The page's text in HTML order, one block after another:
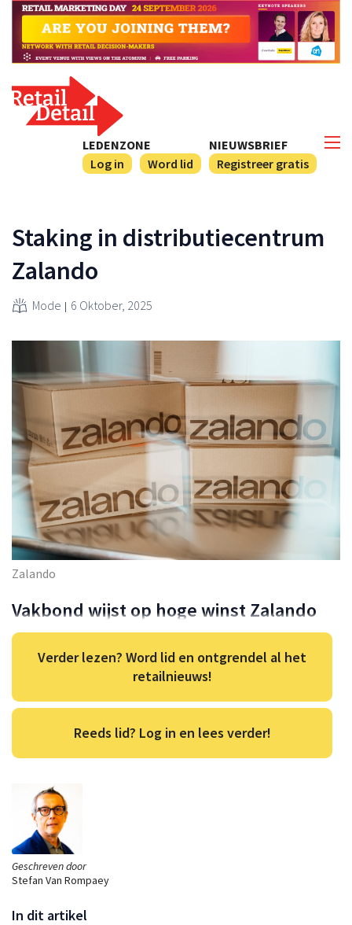
NIEUWSBRIEF
Registreer gratis
LEDENZONE
Log in
Word lid
Geschreven door
Stefan Van Rompaey
In dit artikel
Staking in distributiecentrum
Zalando
Mode 6 Oktober, 2025
Zalando
Vakbond wijst op hoge winst Zalando
Verder lezen? Word lid en ontgrendel al het
retailnieuws!
Reeds lid? Log in en lees verder!